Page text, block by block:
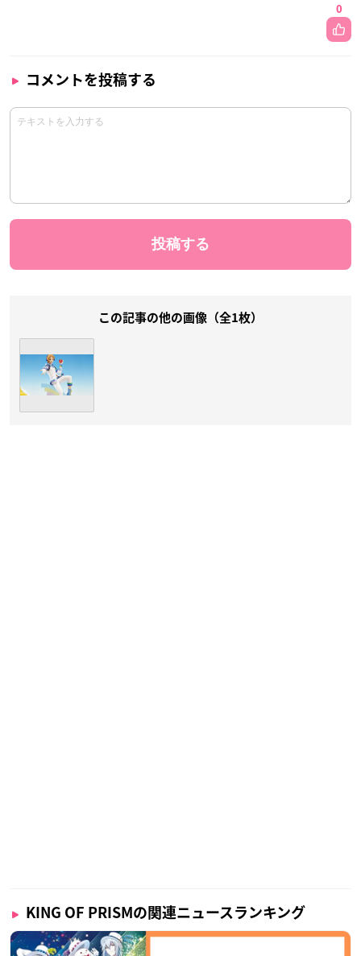
0
コメントを投稿する
この記事の他の画像（全1枚）
KING OF PRISMの関連ニュースランキング